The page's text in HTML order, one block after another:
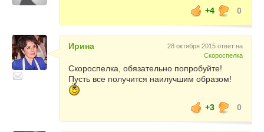
+4
0
Ирина
28 октября 2015 ответ на
Скороспелка
Скороспелка, обязательно попробуйте!
Пусть все получится наилучшим образом!
+3 0